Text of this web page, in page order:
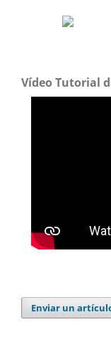
Vídeo Tutorial
Enviar un